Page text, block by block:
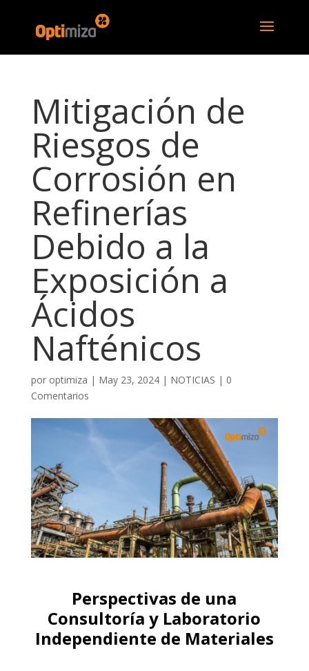
Mitigación de
Riesgos de
Corrosión en
Refinerías
Debido a la
Exposición a
Ácidos
Nafténicos
por optimiza | May 23, 2024| NOTICIAS | 0
Comentarios
Perspectivas de una
Consultoría y Laboratorio
Independiente de Materiales